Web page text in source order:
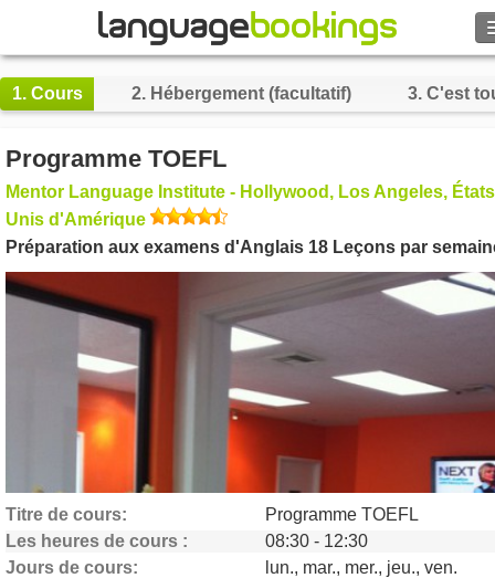
PARCOURIR
Se connecter
Aide
Monnaie €
Langue
1. Cours 2. Hébergement (facultatif) 3. C'est
Programme TOEFL
Mentor Language Institute - Hollywood, Los Angeles, États
Unis d'Amérique
Préparation aux examens d'Anglais 18 Leçons par
Titre de cours
Programme TOEFL
Les heures de cours
08:30 - 12:30
Jours de cours
lun., mar., mer., jeu., ven.